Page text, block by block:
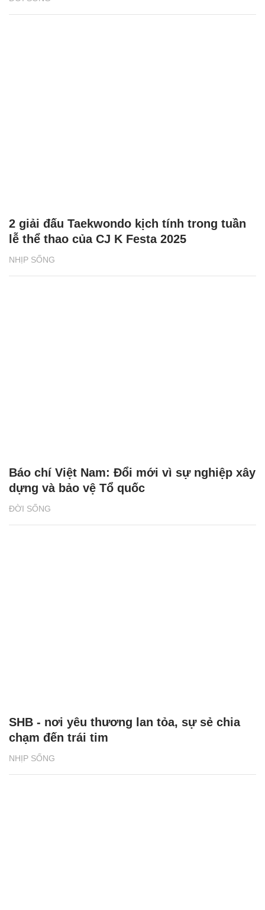
NHỊP SỐNG
2 giải đấu Taekwondo kịch tính trong tuần
lễ thể thao của CJ K Festa 2025
ĐỜI SỐNG
Báo chí Việt Nam: Đổi mới vì sự nghiệp xây
dựng và bảo vệ Tổ quốc
NHỊP SỐNG
SHB - nơi yêu thương lan tỏa, sự sẻ chia
chạm đến trái tim